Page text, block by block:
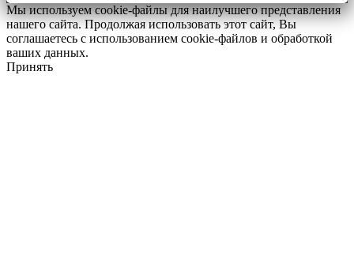
Мы используем cookie-файлы для наилучшего представления
нашего сайта. Продолжая использовать этот сайт, Вы
соглашаетесь с использованием cookie-файлов и обработкой
ваших данных.
Принять